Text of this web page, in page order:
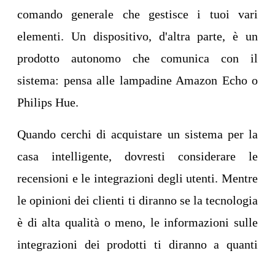
comando generale che gestisce i tuoi vari
elementi. Un dispositivo, d'altra parte, è un
prodotto autonomo che comunica con il
sistema: pensa alle lampadine Amazon Echo o
Philips Hue.
Quando cerchi di acquistare un sistema per la
casa intelligente, dovresti considerare le
recensioni e le integrazioni degli utenti. Mentre
le opinioni dei clienti ti diranno se la tecnologia
è di alta qualità o meno, le informazioni sulle
integrazioni dei prodotti ti diranno a quanti